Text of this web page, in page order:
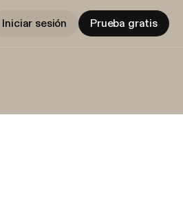
Iniciar sesión Prueba gratis